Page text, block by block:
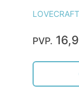
PVP.